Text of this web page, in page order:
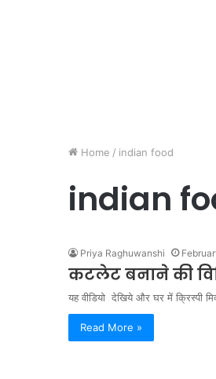
Home / indian food
indian
Priya Raghuwanshi
कटलेट बनाने की
यह वीडियो देखिये और घर में क्रिस्पी
Read More »